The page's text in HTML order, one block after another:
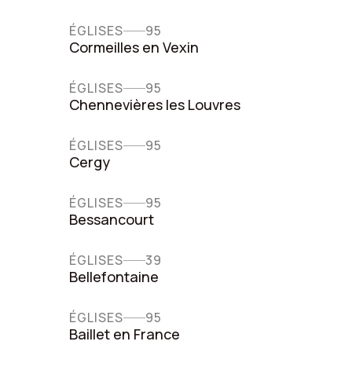
ÉGLISES 95
Cormeilles en Vexin
ÉGLISES 95
Chennevières les Louvres
ÉGLISES 95
Cergy
ÉGLISES 95
Bessancourt
ÉGLISES 39
Bellefontaine
ÉGLISES 95
Baillet en France